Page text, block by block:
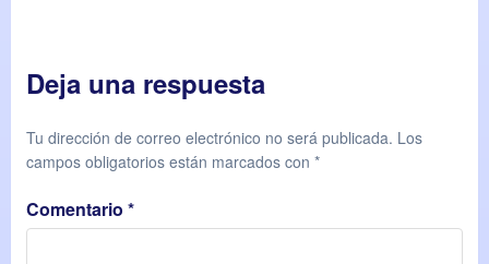
Deja una respuesta
Tu dirección de correo electrónico no será publicada. Los
campos obligatorios están marcados con *
Comentario *